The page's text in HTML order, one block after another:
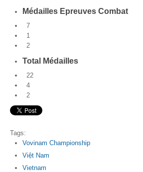
Médailles Epreuves Combat
7
1
2
Total Médailles
22
4
2
Tags:
Vovinam Championship
Việt Nam
Vietnam